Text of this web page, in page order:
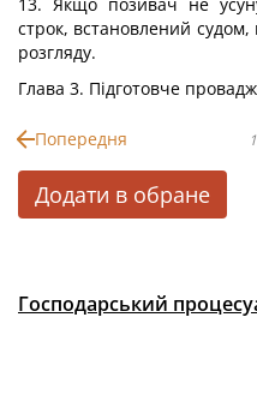
строк, встановлений
розгляду.
Глава 3. Підготовче
Попередня
Додати в обране
Господарський